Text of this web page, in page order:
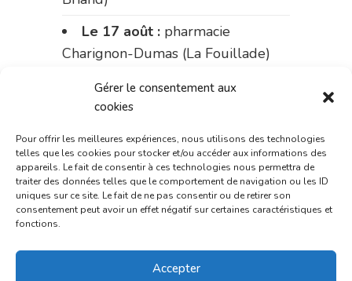
Gérer le consentement aux
cookies
Pour offrir les meilleures expériences, nous utilisons des technologies
telles que les cookies pour stocker et/ou accéder aux informations des
appareils. Le fait de consentir à ces technologies nous permettra de
traiter des données telles que le comportement de navigation ou les ID
uniques sur ce site. Le fait de ne pas consentir ou de retirer son
consentement peut avoir un effet négatif sur certaines caractéristiques et
fonctions.
Accepter
Le 17 août : pharmacie
Charignon-Dumas (La Fouillade)
du 17 au 21 août :pharmacie
Palobart (Laguépie)
du 21 au 28 août :pharmacie
Dupont (place de la République)
du 28 au 31 août :pharmacie
Bonnemaire (rue Saint-Jacques)
Du 31 août au 4 septembre :
pharmacie Charignon-Dumas (La